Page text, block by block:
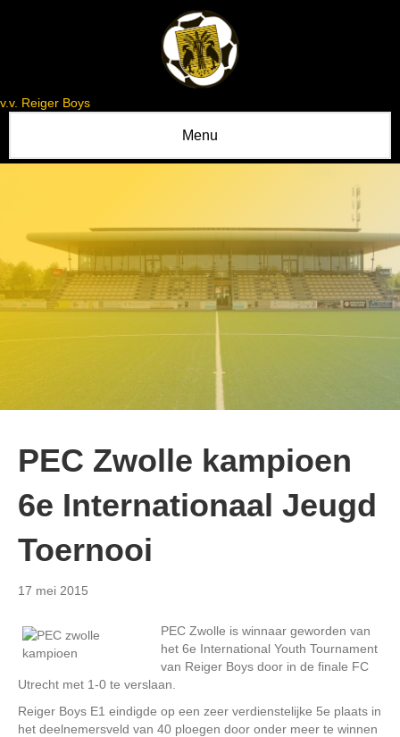
v.v. Reiger Boys
Menu
PEC Zwolle kampioen
6e Internationaal Jeugd
Toernooi
17 mei 2015
PEC Zwolle is winnaar geworden van
het 6e International Youth Tournament
van Reiger Boys door in de finale FC
Utrecht met 1-0 te verslaan.
Reiger Boys E1 eindigde op een zeer verdienstelijke 5e plaats in
het deelnemersveld van 40 ploegen door onder meer te winnen